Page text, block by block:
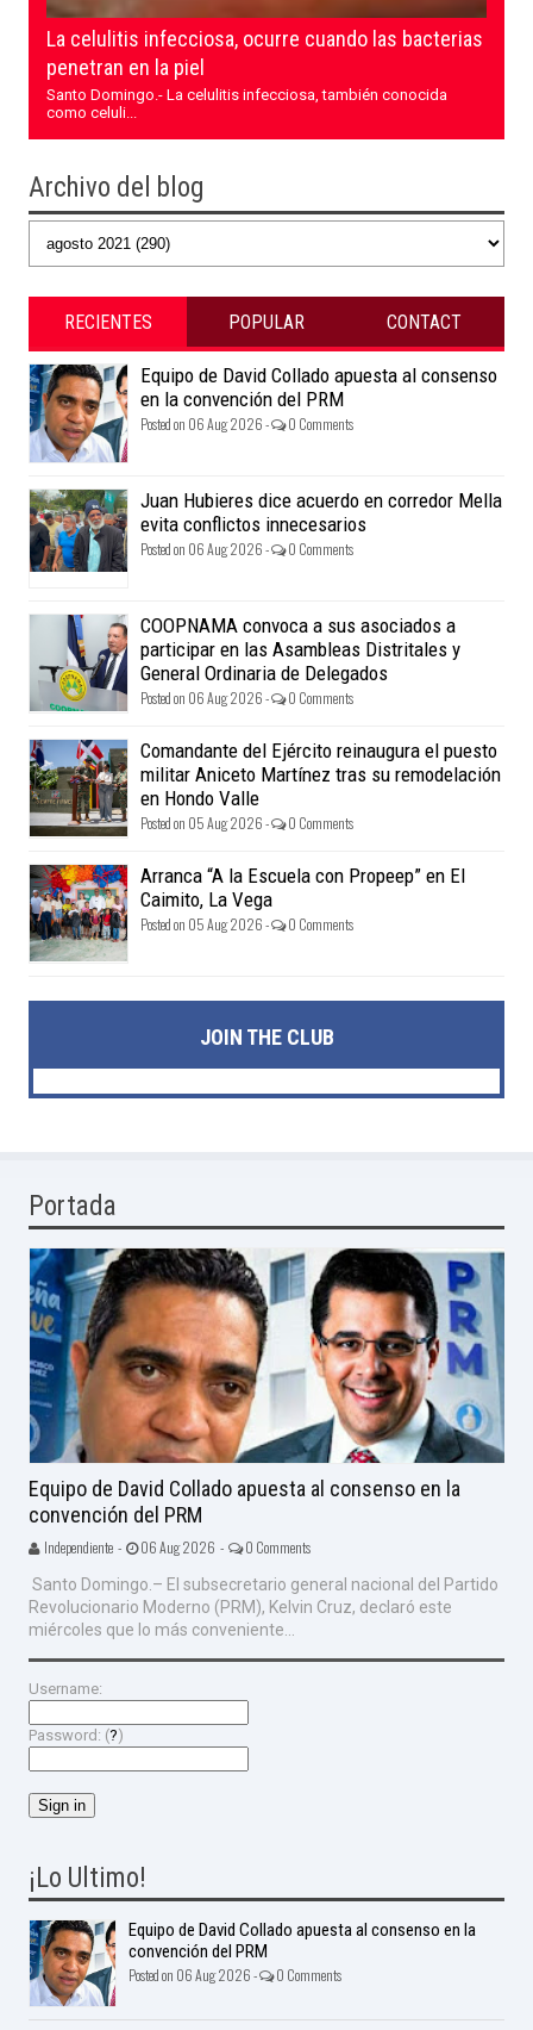
La celulitis infecciosa, ocurre cuando las bacterias
penetran en la piel
Santo Domingo.- La celulitis infecciosa, también conocida
como celuli...
Archivo del blog
RECIENTES POPULAR CONTACT
Equipo de David Collado apuesta al consenso
en la convención del PRM
Posted on 06 Aug 2026 - 0 Comments
Juan Hubieres dice acuerdo en corredor Mella
evita conflictos innecesarios
Posted on 06 Aug 2026 - 0 Comments
COOPNAMA convoca a sus asociados a
participar en las Asambleas Distritales y
General Ordinaria de Delegados
Posted on 06 Aug 2026 - 0 Comments
Comandante del Ejército reinaugura el puesto
militar Aniceto Martínez tras su remodelación
en Hondo Valle
Posted on 05 Aug 2026 - 0 Comments
Arranca “A la Escuela con Propeep” en El
Caimito, La Vega
Posted on 05 Aug 2026 - 0 Comments
JOIN THE CLUB
Portada
Equipo de David Collado apuesta al consenso en la
convención del PRM
Independiente - 06 Aug 2026 - 0 Comments
Santo Domingo.– El subsecretario general nacional del Partido
Revolucionario Moderno (PRM), Kelvin Cruz, declaró este
miércoles que lo más conveniente...
Username:
Password: (?)
¡Lo Ultimo!
Equipo de David Collado apuesta al consenso en la
convención del PRM
Posted on 06 Aug 2026 - 0 Comments